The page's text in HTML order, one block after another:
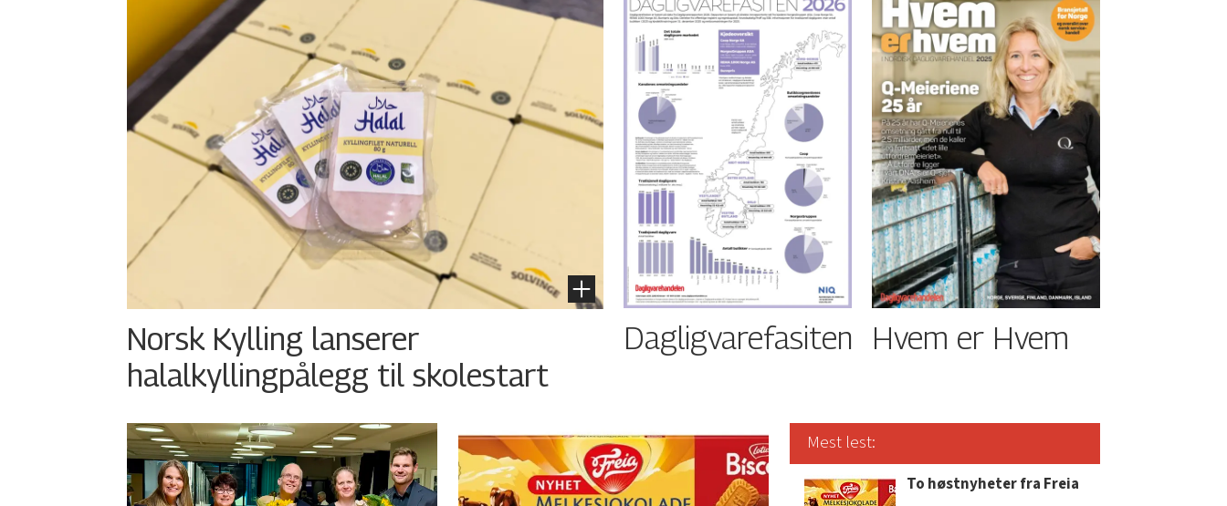
Norsk Kylling lanserer
halalkyllingpålegg til skolestart
Dagligvarefasiten Hvem er Hvem
Mest lest:
To høstnyheter fra Freia